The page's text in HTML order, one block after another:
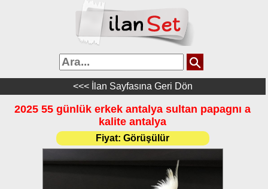
<<< İlan Sayfasına Geri Dön
2025 55 günlük erkek antalya sultan papagnı a
kalite antalya
Fiyat: Görüşülür